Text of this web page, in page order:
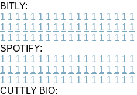
BITLY:
1 1 1 1 1 1 1 1 1 1 1 1 1 1 1 1 1 1
1 1 1 1 1 1 1 1 1 1 1 1 1 1 1 1 1 1
1 1 1 1 1 1 1 1 1 1 1 1 1 1 1 1 1 1
SPOTIFY:
1 1 1 1 1 1 1 1 1 1 1 1 1 1 1 1 1 1
1 1 1 1 1 1 1 1 1 1 1 1 1 1 1 1 1 1
1 1 1 1 1 1 1 1 1 1 1 1 1 1 1 1 1 1
CUTTLY BIO: